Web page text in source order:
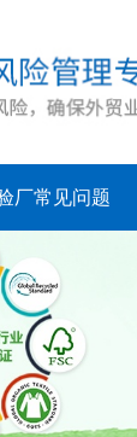
厂常见问题